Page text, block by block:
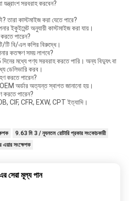
সরবরাহ করবেন?
তারা কাস্টমাইজ করা যেতে পারে?
ইকুইমেন্ট অনুযায়ী কাস্টমাইজ করা যায়।
পারেন?
বি/এল কপির বিরুদ্ধে।
কতক্ষণ সময় লাগবে?
মধ্যে পণ্য সরবরাহ করতে পারি। অন্য বিদ্যুৎ বা
ডেলিভারি করব।
করতে পারেন?
OEM অর্ডার অত্যন্ত স্বাগত জানানো হয়।
করতে পারেন?
CIF, CFR, EXW, CPT ইত্যাদি।
9.63 মি 3 / ন্যূনতম রোটারি প্রকার সংকোচকারী
সংক্ষেপক
সেরা মূল্য পান